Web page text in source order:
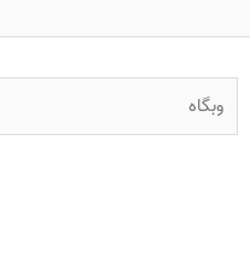
وبگاه